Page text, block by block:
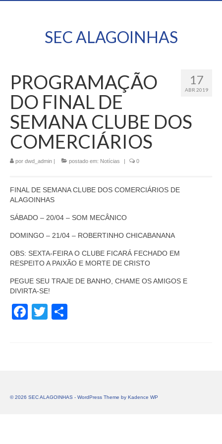
SEC ALAGOINHAS
17
ABR 2019
PROGRAMAÇÃO
DO FINAL DE
SEMANA CLUBE DOS
COMERCIÁRIOS
por dwd_admin | postado em: Notícias | 0
FINAL DE SEMANA CLUBE DOS COMERCIÁRIOS DE
ALAGOINHAS
SÁBADO – 20/04 – SOM MECÂNICO
DOMINGO – 21/04 – ROBERTINHO CHICABANANA
OBS: SEXTA-FEIRA O CLUBE FICARÁ FECHADO EM
RESPEITO A PAIXÃO E MORTE DE CRISTO
PEGUE SEU TRAJE DE BANHO, CHAME OS AMIGOS E
DIVIRTA-SE!
Facebook
Twitter
© 2026 SEC ALAGOINHAS - WordPress Theme by Kadence WP